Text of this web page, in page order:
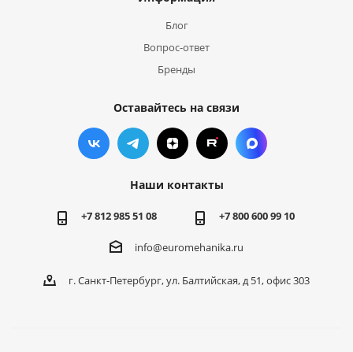
Блог
Вопрос-ответ
Бренды
Оставайтесь на связи
Наши контакты
+7 812 985 51 08 +7 800 600 99 10
info@euromehanika.ru
г. Санкт-Петербург, ул. Балтийская, д 51, офис 303